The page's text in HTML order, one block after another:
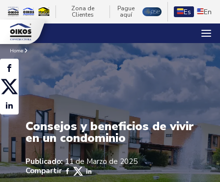
Zona de
Clientes
Pague
aquí
Es En
Home
Consejos y beneficios de vivir
en un condominio
Publicado:11 de Marzo de 2025
Compartir